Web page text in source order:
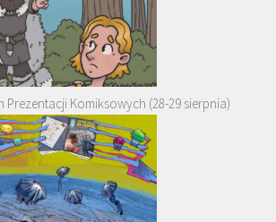
Prezentacji Komiksowych (28-29 sierpnia)